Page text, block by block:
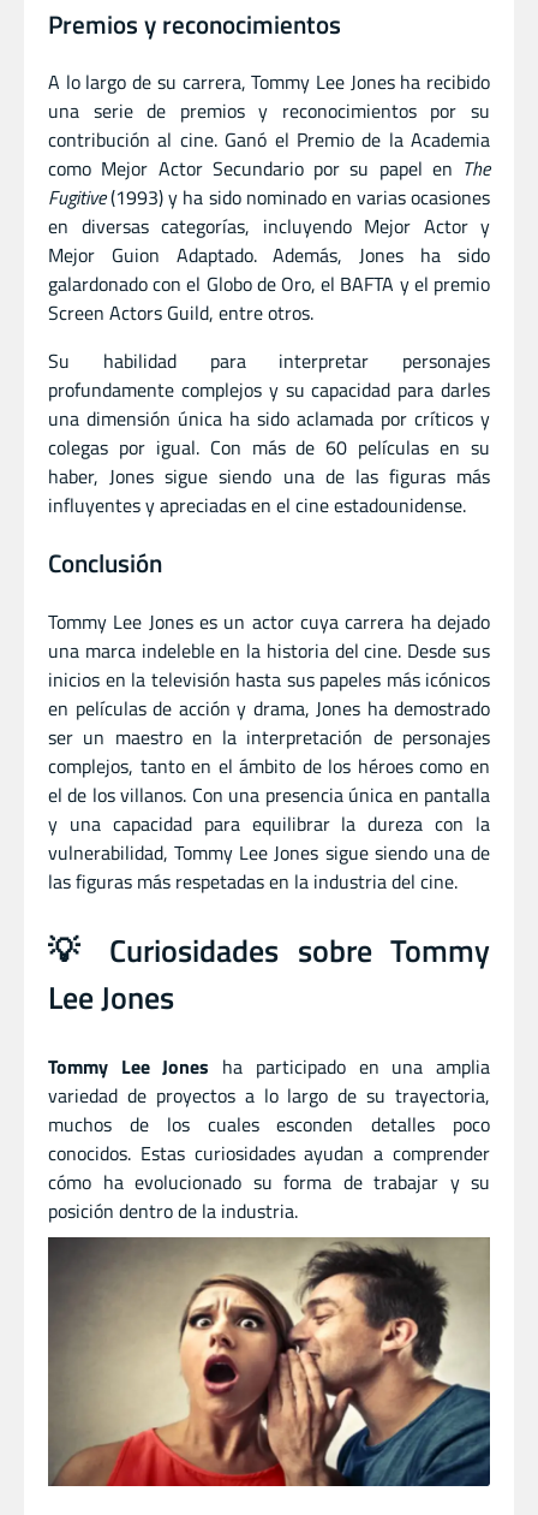
Premios y reconocimientos
A lo largo de su carrera, Tommy Lee Jones ha recibido
una serie de premios y reconocimientos por su
contribución al cine. Ganó el Premio de la Academia
como Mejor Actor Secundario por su papel en The
Fugitive(1993) y ha sido nominado en varias ocasiones
en diversas categorías, incluyendo Mejor Actor y
Mejor Guion Adaptado. Además, Jones ha sido
galardonado con el Globo de Oro, el BAFTA y el premio
Screen Actors Guild, entre otros.
Su habilidad para interpretar personajes
profundamente complejos y su capacidad para darles
una dimensión única ha sido aclamada por críticos y
colegas por igual. Con más de 60 películas en su
haber, Jones sigue siendo una de las figuras más
influyentes y apreciadas en el cine estadounidense.
Conclusión
Tommy Lee Jones es un actor cuya carrera ha dejado
una marca indeleble en la historia del cine. Desde sus
inicios en la televisión hasta sus papeles más icónicos
en películas de acción y drama, Jones ha demostrado
ser un maestro en la interpretación de personajes
complejos, tanto en el ámbito de los héroes como en
el de los villanos. Con una presencia única en pantalla
y una capacidad para equilibrar la dureza con la
vulnerabilidad, Tommy Lee Jones sigue siendo una de
las figuras más respetadas en la industria del cine.
💡 Curiosidades sobre Tommy
Lee Jones
Tommy Lee Jones ha participado en una amplia
variedad de proyectos a lo largo de su trayectoria,
muchos de los cuales esconden detalles poco
conocidos. Estas curiosidades ayudan a comprender
cómo ha evolucionado su forma de trabajar y su
posición dentro de la industria.